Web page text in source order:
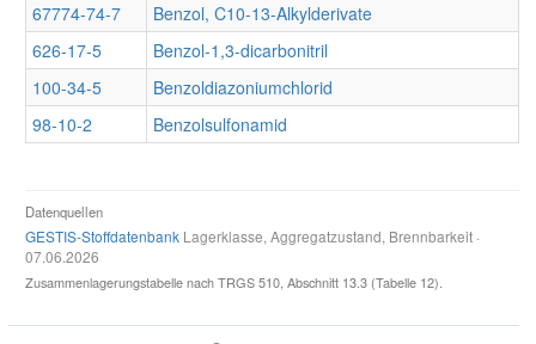
67774-74-7
Benzol, C10-13-Alkylderivate
626-17-5
Benzol-1,3-dicarbonitril
100-34-5
Benzoldiazoniumchlorid
98-10-2
Benzolsulfonamid
Datenquellen
GESTIS-Stoffdatenbank Lagerklasse, Aggregatzustand, Brennbarkeit ·
07.06.2026
Zusammenlagerungstabelle nach TRGS 510, Abschnitt 13.3 (Tabelle 12).